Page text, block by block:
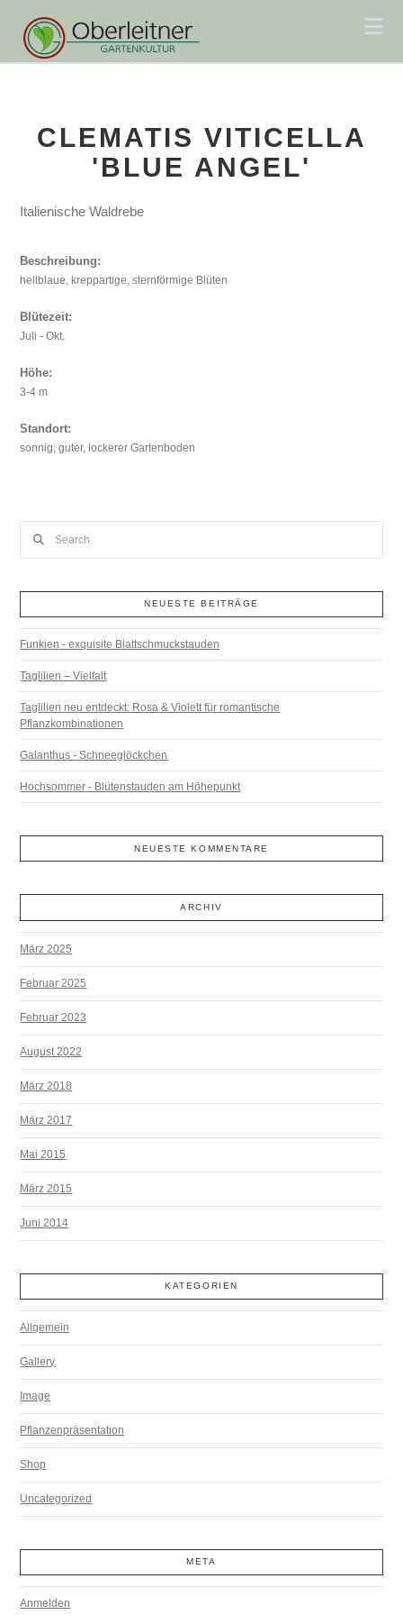
CLEMATIS VITICELLA
'BLUE ANGEL'
Italienische Waldrebe
Beschreibung:
hellblaue, kreppartige, sternförmige Blüten
Blütezeit:
Juli - Okt.
Höhe:
3-4 m
Standort:
sonnig; guter, lockerer Gartenboden
NEUESTE BEITRÄGE
Funkien - exquisite Blattschmuckstauden
Taglilien – Vielfalt
Taglilien neu entdeckt: Rosa & Violett für romantische
Pflanzkombinationen
Galanthus - Schneeglöckchen
Hochsommer - Blütenstauden am Höhepunkt
NEUESTE KOMMENTARE
ARCHIV
März 2025
Februar 2025
Februar 2023
August 2022
März 2018
März 2017
Mai 2015
März 2015
Juni 2014
KATEGORIEN
Allgemein
Gallery
Image
Pflanzenpräsentation
Shop
Uncategorized
META
Anmelden